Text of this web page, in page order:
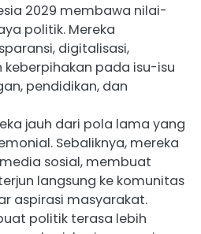
2029 membawa nilai-
politik. Mereka
digitalisasi,
keberpihakan pada isu-isu
pendidikan, dan
jauh dari pola lama yang
Sebaliknya, mereka
sosial, membuat
langsung ke komunitas
aspirasi masyarakat.
politik terasa lebih